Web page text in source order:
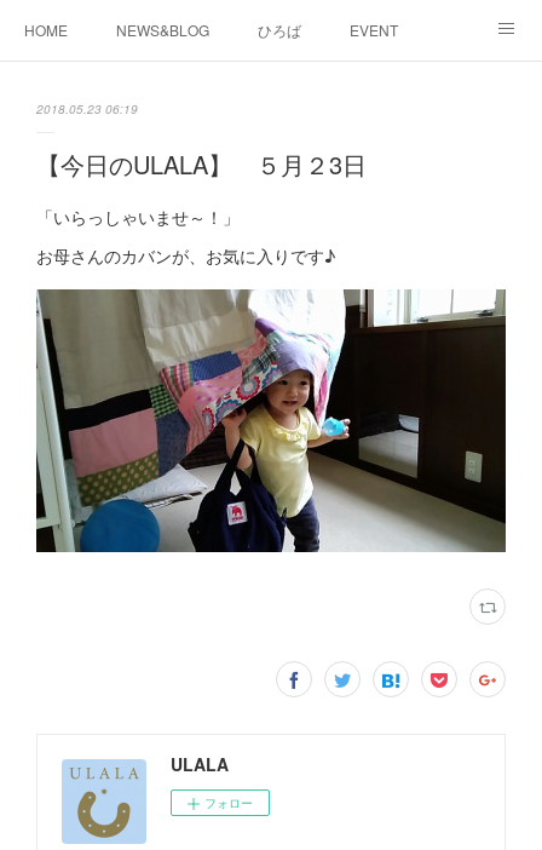
HOME NEWS&BLOG ひろば EVENT
2018.05.23 06:19
【今日のULALA】 ５月２3日
「いらっしゃいませ～！」
お母さんのカバンが、お気に入りです♪
ULALA
フォロー